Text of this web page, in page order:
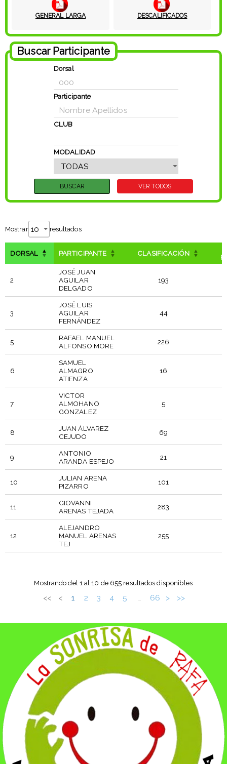
GENERAL LARGA DESCALIFICADOS
Buscar Participante
Dorsal
Participante
CLUB
MODALIDAD
Mostrar resultados
DORSAL PARTICIPANTE CLASIFICACIÓN
2
JOSÉ JUAN
AGUILAR
DELGADO
193
3
JOSÉ LUIS
AGUILAR
FERNÁNDEZ
44
5
RAFAEL MANUEL
ALFONSO MORE
226
6
SAMUEL
ALMAGRO
ATIENZA
16
7
VICTOR
ALMOHANO
GONZALEZ
5
8
JUAN ÁLVAREZ
CEJUDO
69
9
ANTONIO
ARANDA ESPEJO
21
10
JULIAN ARENA
PIZARRO
101
11
GIOVANNI
ARENAS TEJADA
283
12
ALEJANDRO
MANUEL ARENAS
TEJ
255
Mostrando del 1 al 10 de 655 resultados disponibles
<< < 1 2 3 4 5 66 > >>